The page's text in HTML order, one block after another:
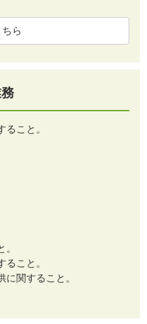
ら
ること。
ること。
に関すること。